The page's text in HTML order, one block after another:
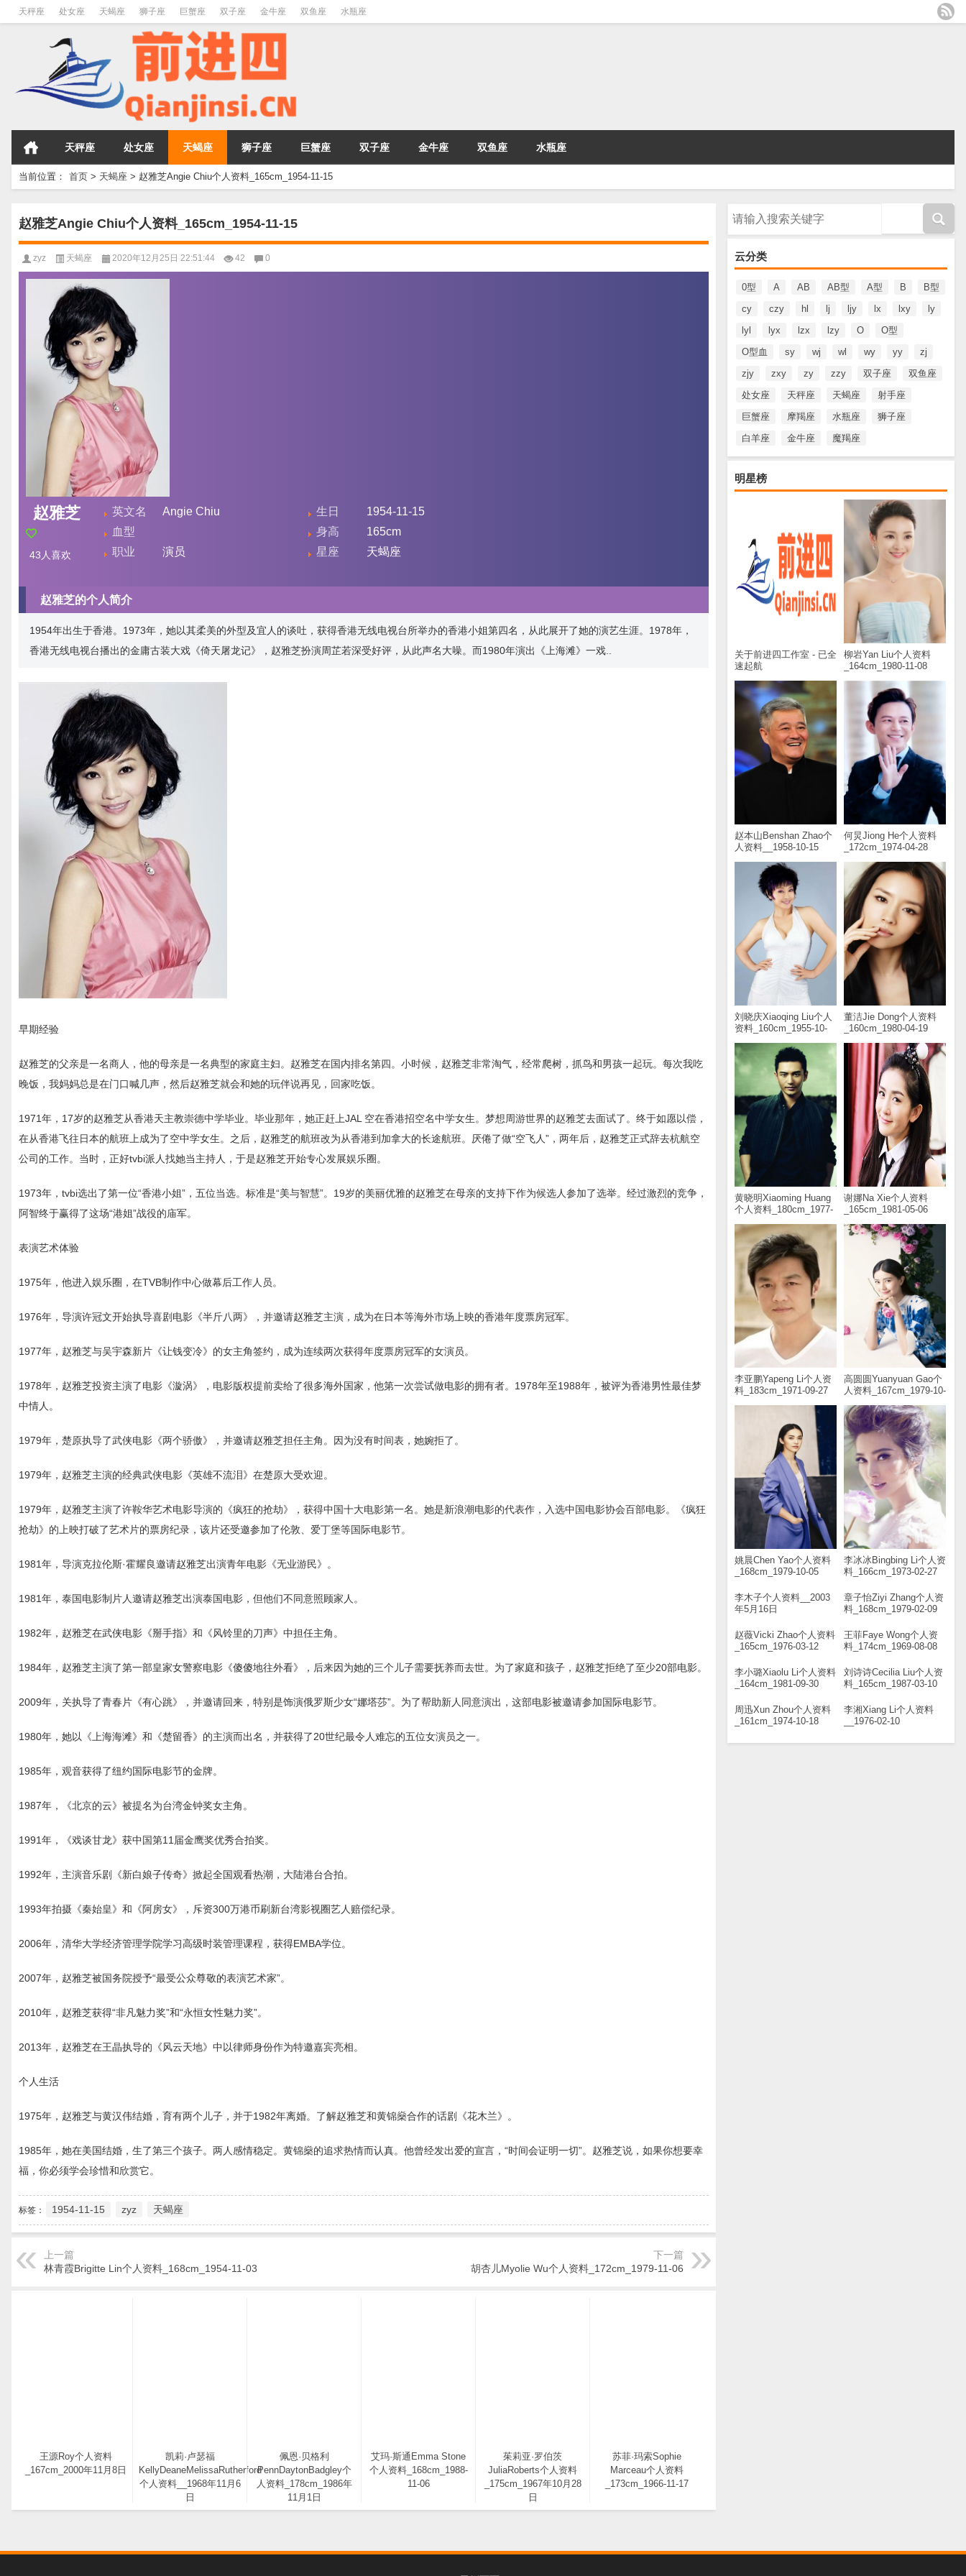
天秤座 处女座 天蝎座 狮子座 巨蟹座 双子座 金牛座 双鱼座 水瓶座
天秤座 处女座 天蝎座 狮子座 巨蟹座 双子座 金牛座 双鱼座 水瓶座
当前位置： 首页 > 天蝎座 > 赵雅芝Angie Chiu个人资料_165cm_1954-11-15
云分类
0型 A AB AB型 A型 B
B型
cy
czy hl lj ljy lx lxy
ly
lyl
lyx lzx lzy O
O型
O型血
sy wj wl wy yy
zj
zjy
zxy zy zzy 双子座
双鱼座
处女座
天秤座 天蝎座
射手座
巨蟹座
摩羯座 水瓶座
狮子座
白羊座
金牛座 魔羯座
明星榜
关于前进四工作室 - 已全
速起航
柳岩Yan Liu个人资料
_164cm_1980-11-08
赵本山Benshan Zhao个
人资料__1958-10-15
何炅Jiong He个人资料
_172cm_1974-04-28
刘晓庆Xiaoqing Liu个人
资料_160cm_1955-10-
董洁Jie Dong个人资料
_160cm_1980-04-19
黄晓明Xiaoming Huang
个人资料_180cm_1977-
谢娜Na Xie个人资料
_165cm_1981-05-06
李亚鹏Yapeng Li个人资
料_183cm_1971-09-27
高圆圆Yuanyuan Gao个
人资料_167cm_1979-10-
姚晨Chen Yao个人资料
_168cm_1979-10-05
李冰冰Bingbing Li个人资
料_166cm_1973-02-27
李木子个人资料__2003
年5月16日
章子怡Ziyi Zhang个人资
料_168cm_1979-02-09
赵薇Vicki Zhao个人资料
_165cm_1976-03-12
王菲Faye Wong个人资
料_174cm_1969-08-08
李小璐Xiaolu Li个人资料
_164cm_1981-09-30
刘诗诗Cecilia Liu个人资
料_165cm_1987-03-10
周迅Xun Zhou个人资料
_161cm_1974-10-18
李湘Xiang Li个人资料
__1976-02-10
赵雅芝Angie Chiu个人资料_165cm_1954-11-15
zyz 天蝎座 2020年12月25日 22:51:44 42 0
赵雅芝
43人喜欢
英文名 Angie Chiu 生日
1954-11-15
血型
身高
165cm
职业
演员 星座 天蝎座
赵雅芝的个人简介
1954年出生于香港。1973年，她以其柔美的外型及宜人的谈吐，获得香港无线电视台所举办的香港小姐第四名，从此展开了她的演艺生涯。1978年，
香港无线电视台播出的金庸古装大戏《倚天屠龙记》，赵雅芝扮演周芷若深受好评，从此声名大噪。而1980年演出《上海滩》一戏..
早期经验
赵雅芝的父亲是一名商人，他的母亲是一名典型的家庭主妇。赵雅芝在国内排名第四。小时候，赵雅芝非常淘气，经常爬树，抓鸟和男孩一起玩。每次我吃
晚饭，我妈妈总是在门口喊几声，然后赵雅芝就会和她的玩伴说再见，回家吃饭。
1971年，17岁的赵雅芝从香港天主教崇德中学毕业。毕业那年，她正赶上JAL 空在香港招空名中学女生。梦想周游世界的赵雅芝去面试了。终于如愿以偿，
在从香港飞往日本的航班上成为了空中学女生。之后，赵雅芝的航班改为从香港到加拿大的长途航班。厌倦了做“空飞人”，两年后，赵雅芝正式辞去杭航空
公司的工作。当时，正好tvbi派人找她当主持人，于是赵雅芝开始专心发展娱乐圈。
1973年，tvbi选出了第一位“香港小姐”，五位当选。标准是“美与智慧”。19岁的美丽优雅的赵雅芝在母亲的支持下作为候选人参加了选举。经过激烈的竞争，
阿智终于赢得了这场“港姐”战役的庙军。
表演艺术体验
1975年，他进入娱乐圈，在TVB制作中心做幕后工作人员。
1976年，导演许冠文开始执导喜剧电影《半斤八两》，并邀请赵雅芝主演，成为在日本等海外市场上映的香港年度票房冠军。
1977年，赵雅芝与吴宇森新片《让钱变冷》的女主角签约，成为连续两次获得年度票房冠军的女演员。
1978年，赵雅芝投资主演了电影《漩涡》，电影版权提前卖给了很多海外国家，他第一次尝试做电影的拥有者。1978年至1988年，被评为香港男性最佳梦
中情人。
1979年，楚原执导了武侠电影《两个骄傲》，并邀请赵雅芝担任主角。因为没有时间表，她婉拒了。
1979年，赵雅芝主演的经典武侠电影《英雄不流泪》在楚原大受欢迎。
1979年，赵雅芝主演了许鞍华艺术电影导演的《疯狂的抢劫》，获得中国十大电影第一名。她是新浪潮电影的代表作，入选中国电影协会百部电影。《疯狂
抢劫》的上映打破了艺术片的票房纪录，该片还受邀参加了伦敦、爱丁堡等国际电影节。
1981年，导演克拉伦斯·霍耀良邀请赵雅芝出演青年电影《无业游民》。
1981年，泰国电影制片人邀请赵雅芝出演泰国电影，但他们不同意照顾家人。
1982年，赵雅芝在武侠电影《掰手指》和《风铃里的刀声》中担任主角。
1984年，赵雅芝主演了第一部皇家女警察电影《傻傻地往外看》，后来因为她的三个儿子需要抚养而去世。为了家庭和孩子，赵雅芝拒绝了至少20部电影。
2009年，关执导了青春片《有心跳》，并邀请回来，特别是饰演俄罗斯少女“娜塔莎”。为了帮助新人同意演出，这部电影被邀请参加国际电影节。
1980年，她以《上海海滩》和《楚留香》的主演而出名，并获得了20世纪最令人难忘的五位女演员之一。
1985年，观音获得了纽约国际电影节的金牌。
1987年，《北京的云》被提名为台湾金钟奖女主角。
1991年，《戏谈甘龙》获中国第11届金鹰奖优秀合拍奖。
1992年，主演音乐剧《新白娘子传奇》掀起全国观看热潮，大陆港台合拍。
1993年拍摄《秦始皇》和《阿房女》，斥资300万港币刷新台湾影视圈艺人赔偿纪录。
2006年，清华大学经济管理学院学习高级时装管理课程，获得EMBA学位。
2007年，赵雅芝被国务院授予“最受公众尊敬的表演艺术家”。
2010年，赵雅芝获得“非凡魅力奖”和“永恒女性魅力奖”。
2013年，赵雅芝在王晶执导的《风云天地》中以律师身份作为特邀嘉宾亮相。
个人生活
1975年，赵雅芝与黄汉伟结婚，育有两个儿子，并于1982年离婚。了解赵雅芝和黄锦燊合作的话剧《花木兰》。
1985年，她在美国结婚，生了第三个孩子。两人感情稳定。黄锦燊的追求热情而认真。他曾经发出爱的宣言，“时间会证明一切”。赵雅芝说，如果你想要幸
福，你必须学会珍惜和欣赏它。
标签： 1954-11-15 zyz 天蝎座
上一篇
林青霞Brigitte Lin个人资料_168cm_1954-11-03
下一篇
胡杏儿Myolie Wu个人资料_172cm_1979-11-06
王源Roy个人资料
_167cm_2000年11月8日
凯莉·卢瑟福
KellyDeaneMelissaRutherford
个人资料__1968年11月6
日
佩恩·贝格利
PennDaytonBadgley个
人资料_178cm_1986年
11月1日
艾玛·斯通Emma Stone
个人资料_168cm_1988-
11-06
茱莉亚·罗伯茨
JuliaRoberts个人资料
_175cm_1967年10月28
日
苏菲·玛索Sophie
Marceau个人资料
_173cm_1966-11-17